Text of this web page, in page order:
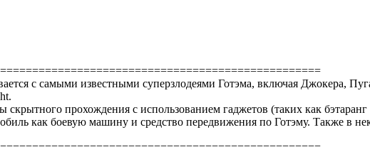
с самыми известными суперзлодеями Готэма, включая Джокера,
прохождения с использованием гаджетов (таких как
как боевую машину и средство передвижения по Готэму. Также в